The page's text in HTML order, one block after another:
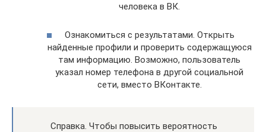
человека в ВК.
Ознакомиться с результатами. Открыть
найденные профили и проверить содержащуюся
там информацию. Возможно, пользователь
указал номер телефона в другой социальной
сети, вместо ВКонтакте.
Справка. Чтобы повысить вероятность